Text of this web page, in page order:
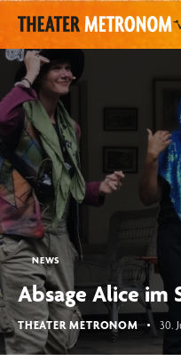
NEWS
Absage Alice im
THEATER METRONOM 30.